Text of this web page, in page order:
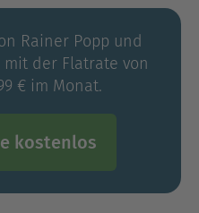
Rainer Popp und
der Flatrate von
€ im Monat.
kostenlos